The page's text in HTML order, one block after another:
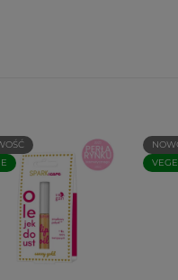
VEGE